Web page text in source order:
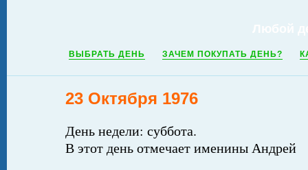
ВЫБРАТЬ ДЕНЬ ЗАЧЕМ ПОКУПАТЬ ДЕНЬ?
23 Октября 1976
День недели: суббота.
В этот день отмечает именины Андрей